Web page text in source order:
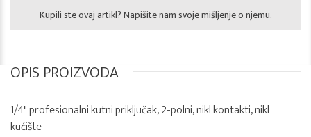
Kupili ste ovaj artikl? Napišite nam svoje mišljenje o njemu.
OPIS PROIZVODA
1/4" profesionalni kutni priključak, 2-polni, nikl kontakti, nikl
kućište